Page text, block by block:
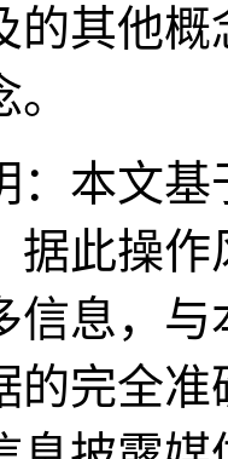
的其他
：本文
据此操
信息，
的完全